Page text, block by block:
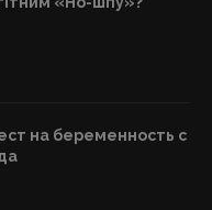
на беременность с